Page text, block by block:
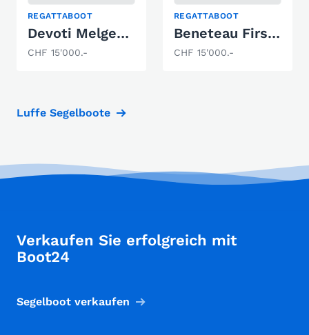
REGATTABOOT
Devoti Melges 24
CHF 15'000.-
REGATTABOOT
Beneteau First 14 SE
CHF 15'000.-
Luffe Segelboote
Verkaufen Sie erfolgreich mit
Boot24
Segelboot verkaufen